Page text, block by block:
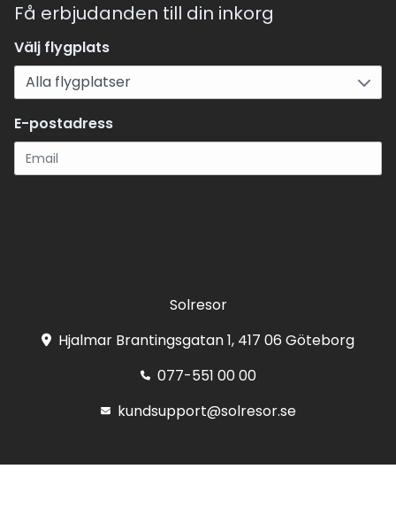
Få erbjudanden till din inkorg
Välj flygplats
E-postadress
Solresor
Hjalmar Brantingsgatan 1, 417 06 Göteborg
077-551 00 00
kundsupport@solresor.se